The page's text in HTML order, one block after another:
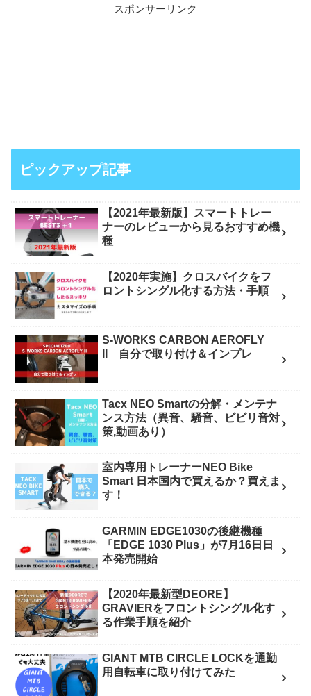
スポンサーリンク
ピックアップ記事
【2021年最新版】スマートトレー
ナーのレビューから見るおすすめ機
種
【2020年実施】クロスバイクをフ
ロントシングル化する方法・手順
S-WORKS CARBON AEROFLY
II 自分で取り付け＆インプレ
Tacx NEO Smartの分解・メンテナ
ンス方法（異音、騒音、ビビリ音対
策,動画あり）
室内専用トレーナーNEO Bike
Smart 日本国内で買えるか？買えま
す！
GARMIN EDGE1030の後継機種
「EDGE 1030 Plus」が7月16日日
本発売開始
【2020年最新型DEORE】
GRAVIERをフロントシングル化す
る作業手順を紹介
GIANT MTB CIRCLE LOCKを通勤
用自転車に取り付けてみた